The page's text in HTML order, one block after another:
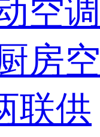
空调
房
联供